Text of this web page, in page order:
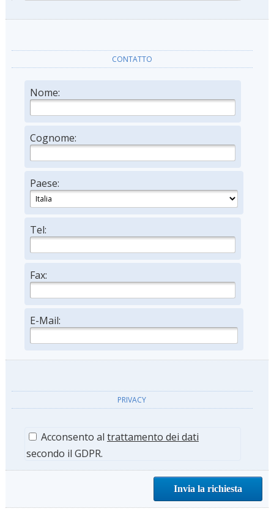
CONTATTO
Nome:
Cognome:
Paese:
Tel:
Fax:
E-Mail:
PRIVACY
Acconsento al trattamento dei dati
secondo il GDPR.